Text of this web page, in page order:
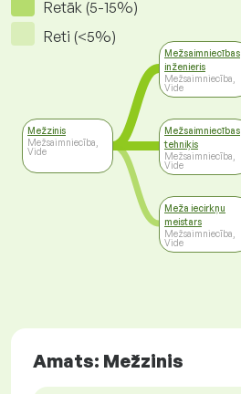
Retāk (5-15%)
Reti (<5%)
Mežzinis
Mežsaimniecība,
Vide
Mežsaimniecības
inženieris
Mežsaimniecība,
Vide
Mežsaimniecības
tehniķis
Mežsaimniecība,
Vide
Meža iecirkņu
meistars
Mežsaimniecība,
Vide
Amats: Mežzinis